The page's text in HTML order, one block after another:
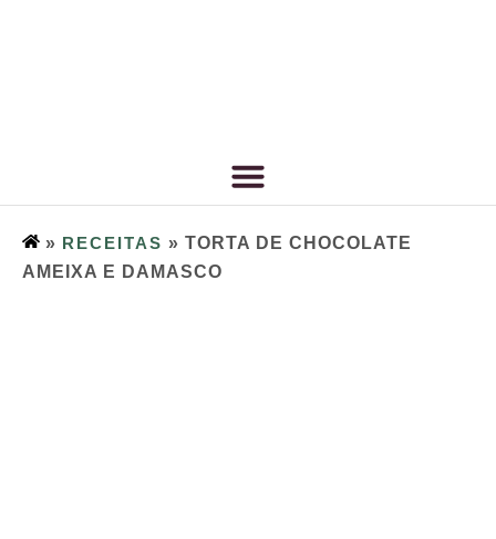
» RECEITAS » TORTA DE CHOCOLATE
AMEIXA E DAMASCO